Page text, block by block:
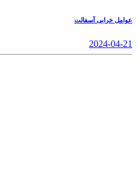
عوامل خرابی آسفالت
2024-04-21